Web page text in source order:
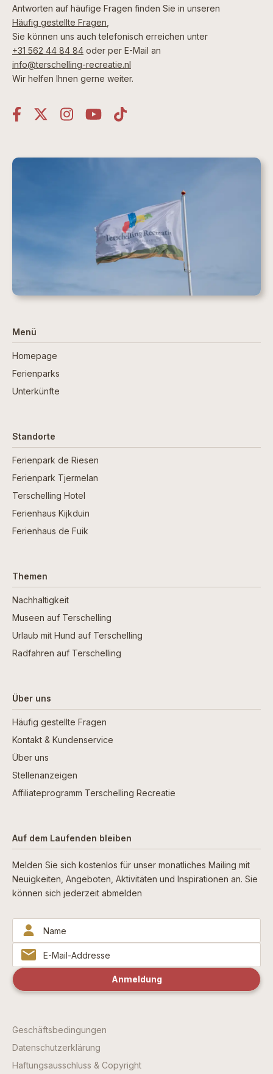
Antworten auf häufige Fragen finden Sie in unseren
Häufig gestellte Fragen
Sie können uns auch telefonisch erreichen unter
+31 562 44 84 84 oder per E-Mail an
info@terschelling-recreatie.nl
Wir helfen Ihnen gerne weiter.
Menü
Homepage
Ferienparks
Unterkünfte
Standorte
Ferienpark de Riesen
Ferienpark Tjermelan
Terschelling Hotel
Ferienhaus Kijkduin
Ferienhaus de Fuik
Themen
Nachhaltigkeit
Museen auf Terschelling
Urlaub mit Hund auf Terschelling
Radfahren auf Terschelling
Über uns
Häufig gestellte Fragen
Kontakt & Kundenservice
Über uns
Stellenanzeigen
Affiliateprogramm Terschelling Recreatie
Auf dem Laufenden bleiben
Melden Sie sich kostenlos für unser monatliches Mailing mit
Neuigkeiten, Angeboten, Aktivitäten und Inspirationen an. Sie
können sich jederzeit abmelden
Geschäftsbedingungen
Datenschutzerklärung
Haftungsausschluss & Copyright